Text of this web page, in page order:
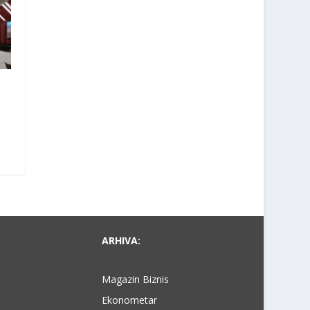
ARHIVA:
Magazin Biznis
Ekonometar